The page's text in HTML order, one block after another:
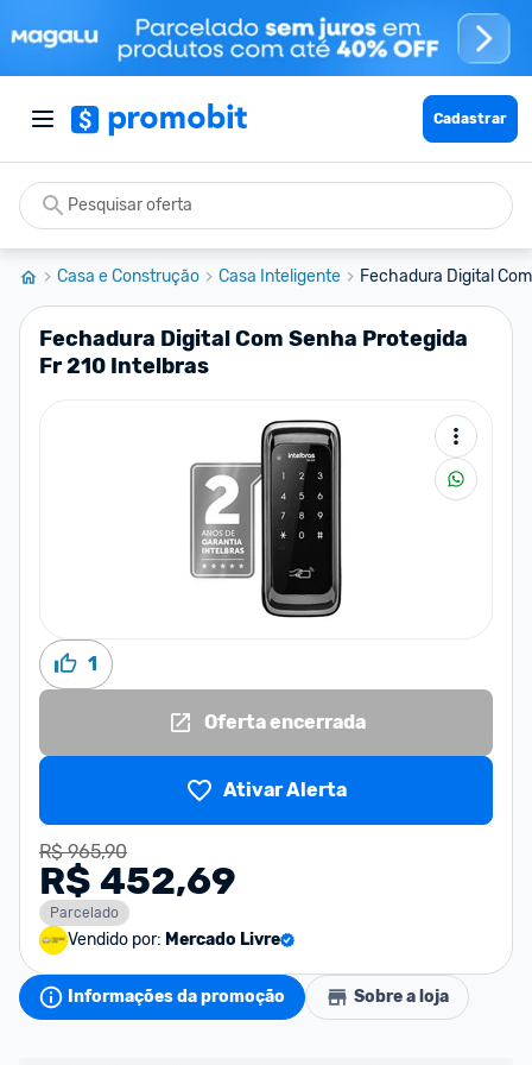
Cadastrar
Casa e Construção Casa Inteligente Fechadura Digital
Fechadura Digital Com Senha Protegida
Fr 210 Intelbras
1
Oferta encerrada
Ativar Alerta
R$ 965,90
R$ 452,69
Parcelado
Vendido por: Mercado Livre
Informações da promoção Sobre a loja